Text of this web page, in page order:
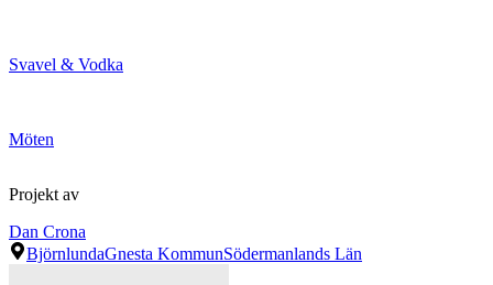
Svavel & Vodka
Möten
Projekt av
Dan Crona
BjörnlundaGnesta KommunSödermanlands Län